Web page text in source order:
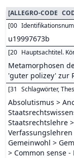
[ALLEGRO-CODE
[00
u19997673b
[20 Hauptsachtitel.
Metamorphosen
'guter polizey' zur
[31 Schlagwörter,
Absolutismus >
Staatsrechtslehre
Verfassungslehren
Gemeinwohl >
> Common sense